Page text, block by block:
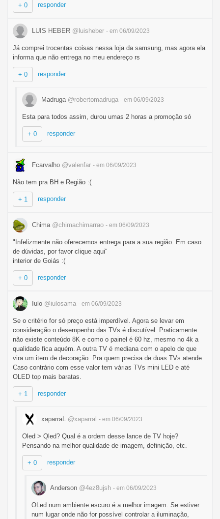
+ 0 responder
LUIS HEBER @luisheber - em 06/09/2023
Já comprei trocentas coisas nessa loja da samsung, mas agora ela
informa que não entrega no meu endereço rs
+ 0 responder
Madruga @robertomadruga - em 06/09/2023
Esta para todos assim, durou umas 2 horas a promoção só
+ 0 responder
Fcarvalho @valenfar - em 06/09/2023
Não tem pra BH e Região :(
+ 1 responder
Chima @chimachimarrao - em 06/09/2023
"Infelizmente não oferecemos entrega para a sua região. Em caso
de dúvidas, por favor clique aqui"
interior de Goiás :(
+ 0 responder
Iulo @iulosama - em 06/09/2023
Se o critério for só preço está imperdível. Agora se levar em
consideração o desempenho das TVs é discutível. Praticamente
não existe conteúdo 8K e como o painel é 60 hz, mesmo no 4k a
qualidade fica aquém. A outra TV é mediana com o apelo de que
vira um item de decoração. Pra quem precisa de duas TVs atende.
Caso contrário com esse valor tem várias TVs mini LED e até
OLED top mais baratas.
+ 1 responder
xaparraL @xaparral - em 06/09/2023
Oled > Qled? Qual é a ordem desse lance de TV hoje?
Pensando na melhor qualidade de imagem, definição, etc.
+ 0 responder
Anderson @4ez8ujsh - em 06/09/2023
OLed num ambiente escuro é a melhor imagem. Se estiver
num lugar onde não for possível controlar a iluminação,